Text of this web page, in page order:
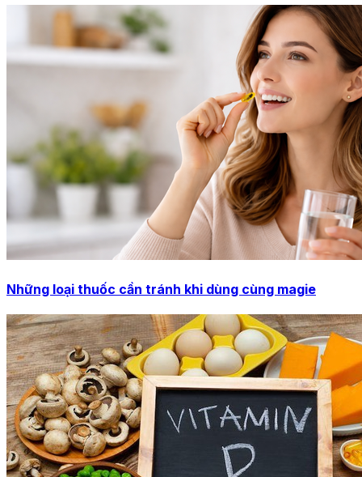
Những loại thuốc cần tránh khi dùng cùng magie